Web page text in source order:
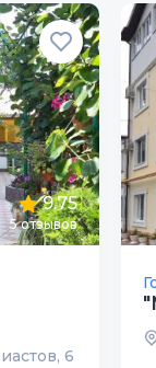
9.75
5отзывов
6